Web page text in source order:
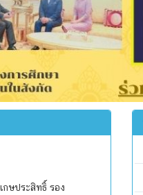
ษประสิทธิ์ รอง